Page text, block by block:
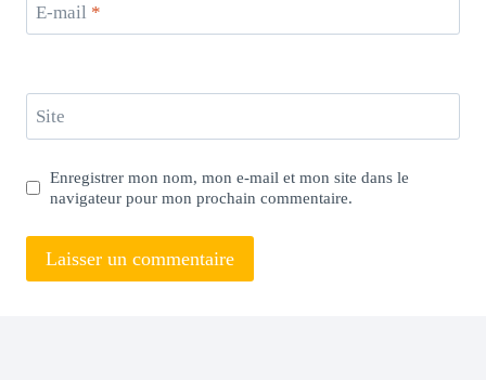
E-mail *
Site
Enregistrer mon nom, mon e-mail et mon site dans le
navigateur pour mon prochain commentaire.